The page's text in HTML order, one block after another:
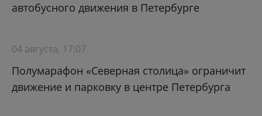
автобусного движения в Петербурге
04 августа, 17:07
Полумарафон «Северная столица» ограничит
движение и парковку в центре Петербурга